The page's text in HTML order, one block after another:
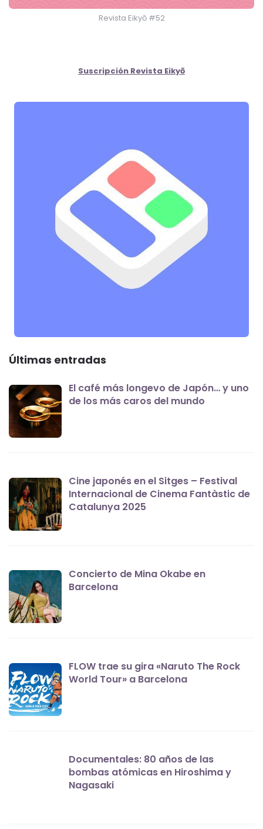
Revista Eikyō #52
Suscripción Revista Eikyō
Últimas entradas
El café más longevo de Japón… y uno
de los más caros del mundo
Cine japonés en el Sitges – Festival
Internacional de Cinema Fantàstic de
Catalunya 2025
Concierto de Mina Okabe en
Barcelona
FLOW trae su gira «Naruto The Rock
World Tour» a Barcelona
Documentales: 80 años de las
bombas atómicas en Hiroshima y
Nagasaki